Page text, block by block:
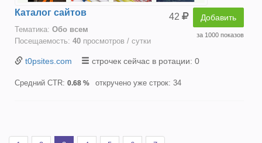
42 Добавить
за 1000 показов
Каталог сайтов
Тематика: Oбо всем
Посещаемость: 40 просмотров / сутки
t0psites.com строчек сейчас в ротации: 0
Средний CTR: 0.68 % откручено уже строк: 34